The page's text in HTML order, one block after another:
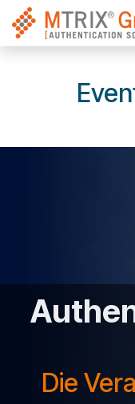
Zum Inhalt springen
Die